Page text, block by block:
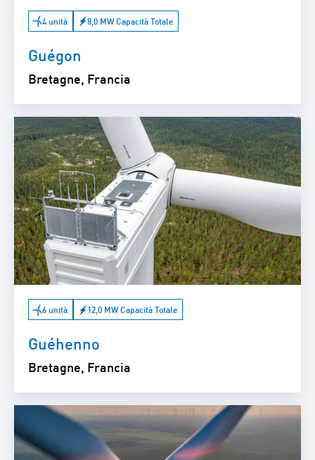
4 unità 8,0 MW Capacità Totale
Guégon
Bretagne, Francia
6 unità 12,0 MW Capacità Totale
Guéhenno
Bretagne, Francia